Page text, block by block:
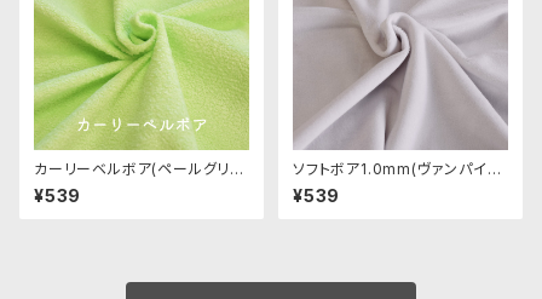
カーリーベルボア(ペールグリー
ン)CB004 ぬいぐるみ用短毛カ
ールボア生地 20cm
¥539
ソフトボア1.0mm(ヴァンパイア
スキン)SSB129 ぬいぐるみ用短
毛ボア生地 20cm
¥539